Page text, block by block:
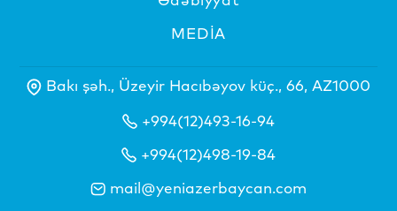
MEDİA
Bakı şəh., Üzeyir Hacıbəyov küç., 66, AZ1000
+994(12)493-16-94
+994(12)498-19-84
mail@yeniazerbaycan.com